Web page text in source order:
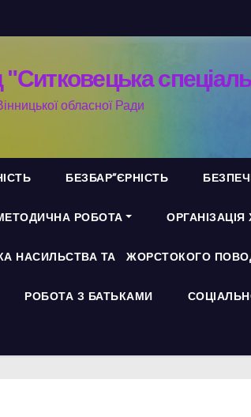
обласної Ради
БЕЗБАР”ЄРНІСТЬ
РОБОТА
НАСИЛЬСТВА ТА ЖОРСТОКОГО
РОБОТА З БАТЬКАМИ